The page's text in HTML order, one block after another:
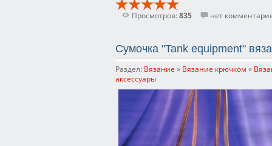
Просмотров:835 нет
Сумочка "Tank equipment"
Раздел: Вязание » Вязание крючком »
аксессуары